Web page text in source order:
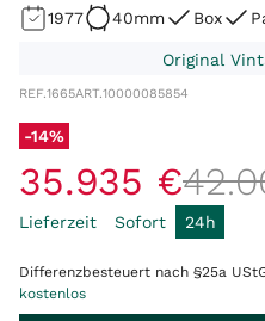
1977 40mm Box
Original
REF.1665ART.10000085854
-14%
35.935 €42.
Lieferzeit Sofort 24h
Differenzbesteuert nach §25a
kostenlos